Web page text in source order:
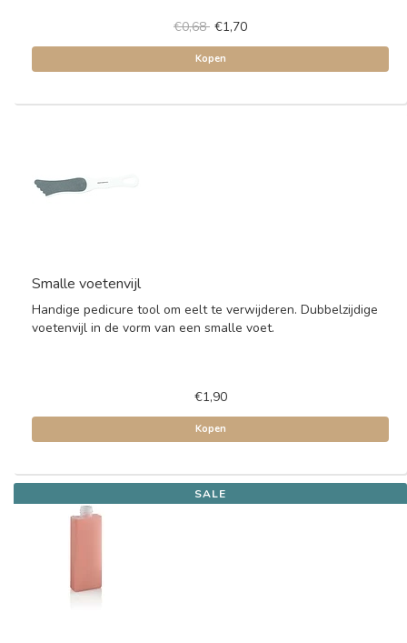
€0,68 €1,70
Kopen
Smalle voetenvijl
Handige pedicure tool om eelt te verwijderen. Dubbelzijdige
voetenvijl in de vorm van een smalle voet.
€1,90
Kopen
SALE